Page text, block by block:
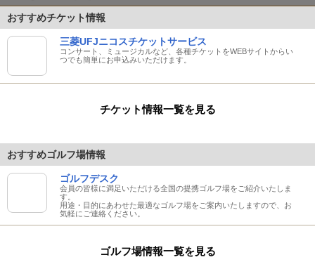
おすすめチケット情報
三菱UFJニコスチケットサービス
コンサート、ミュージカルなど、各種チケットをWEBサイトからい
つでも簡単にお申込みいただけます。
チケット情報一覧を見る
おすすめゴルフ場情報
ゴルフデスク
会員の皆様に満足いただける全国の提携ゴルフ場をご紹介いたしま
す。
用途・目的にあわせた最適なゴルフ場をご案内いたしますので、お
気軽にご連絡ください。
ゴルフ場情報一覧を見る